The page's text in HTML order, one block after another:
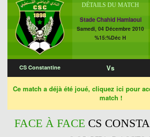
DÉTAILS DU MATCH
Stade Chahid Hamlaoui
Samedi, 04 Décembre 2010
%15:%Déc H
CS Constantine Vs
Ce match a déjà été joué, cliquez ici pour
match !
FACE À FACE CS